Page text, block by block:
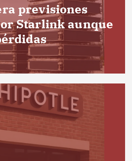
previsiones
Starlink aunque